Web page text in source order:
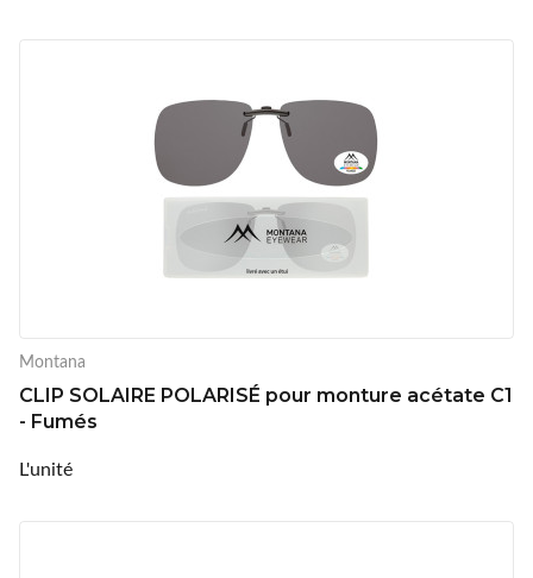
Montana
CLIP SOLAIRE POLARISÉ pour monture acétate C1
- Fumés
L'unité